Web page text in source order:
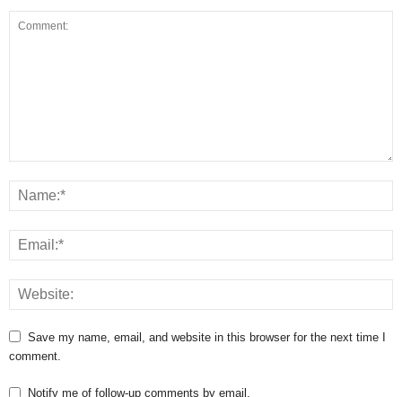
Save my name, email, and website in this browser for the next time I
comment.
Notify me of follow-up comments by email.